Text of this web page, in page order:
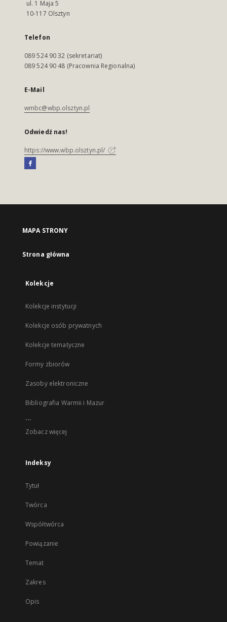
ul. 1 Maja 5
10-117 Olsztyn
Telefon
089 524 90 32 (sekretariat)
089 524 90 48 (Pracownia Regionalna)
E-Mail
wmbc@wbp.olsztyn.pl
Odwiedź nas!
https://www.wbp.olsztyn.pl/
MAPA STRONY
Strona główna
Kolekcje
Kolekcje instytucji
Kolekcje osób prywatnych
Kolekcje tematyczne
Formy zbiorów
Zasoby elektroniczne
Bibliografia Warmii i Mazur
...
Zobacz więcej
Indeksy
Tytuł
Twórca
Współtwórca
Powiązanie
Temat
Zakres
Opis